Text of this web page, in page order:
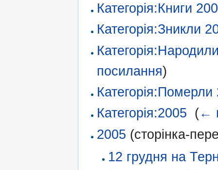
Категорія:Книги
Категорія:Зникли
посилання)
Категорія:2005 (←
2005 (сторінка-
12 грудня на